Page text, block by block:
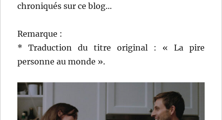
chroniqués sur ce blog…
Remarque :
* Traduction du titre original : « La pire
personne au monde ».